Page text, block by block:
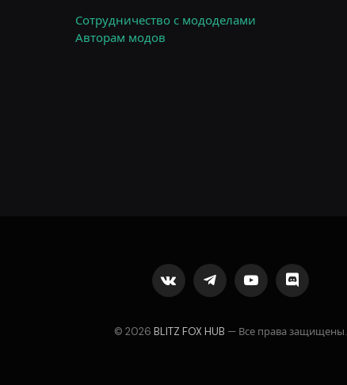
Сотрудничество с мододелами
Авторам модов
VKontakteTelegramYouTubeDiscord
© 2026 BLITZ FOX HUB — Все права защищены.